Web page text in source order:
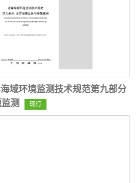
域环境监测技术规范第九部分
测
现行